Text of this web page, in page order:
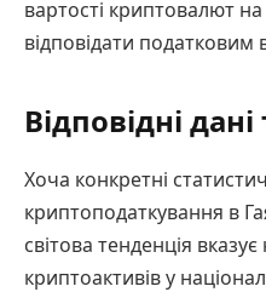
вартості криптовалют
відповідати податковим
Відповідні
Хоча конкретні
криптоподаткування в
світова тенденція
криптоактивів у